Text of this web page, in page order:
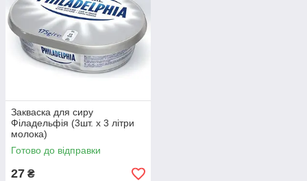
Закваска для сиру
Філадельфія (3шт. х 3 літри
молока)
Готово до відправки
27 ₴